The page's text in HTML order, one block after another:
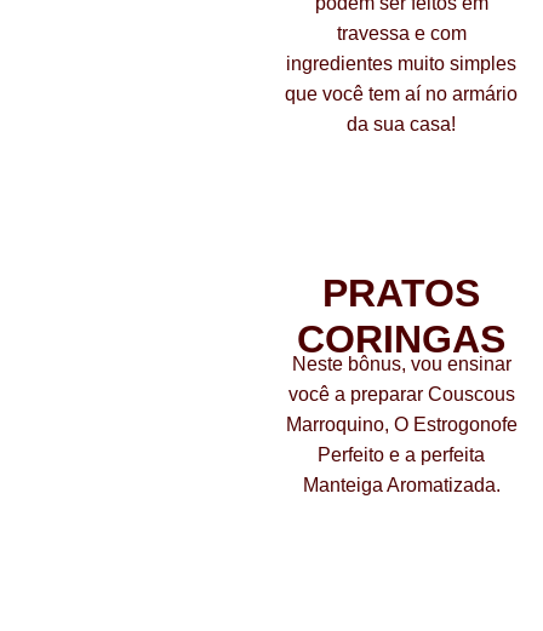
travessa e com
ingredientes muito simples
que você tem aí no armário
da sua casa!
PRATOS
CORINGAS
Neste bônus, vou ensinar
você a preparar Couscous
Marroquino, O Estrogonofe
Perfeito e a perfeita
Manteiga Aromatizada.